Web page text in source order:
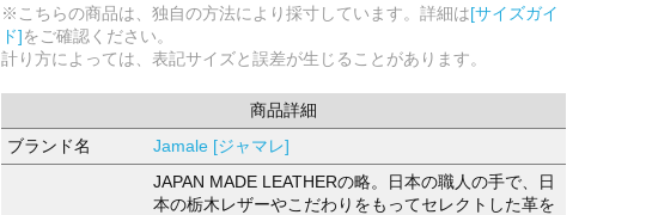
※こちらの商品は、独自の方法により採寸しています。詳細は[サイズガイ
ド]をご確認ください。
計り方によっては、表記サイズと誤差が生じることがあります。
商品詳細
ブランド名
Jamale [ジャマレ]
JAPAN MADE LEATHERの略。日本の職人の手で、日
本の栃木レザーやこだわりをもってセレクトした革を